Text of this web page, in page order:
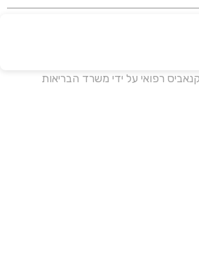
רפואי על ידי משרד הבריאות